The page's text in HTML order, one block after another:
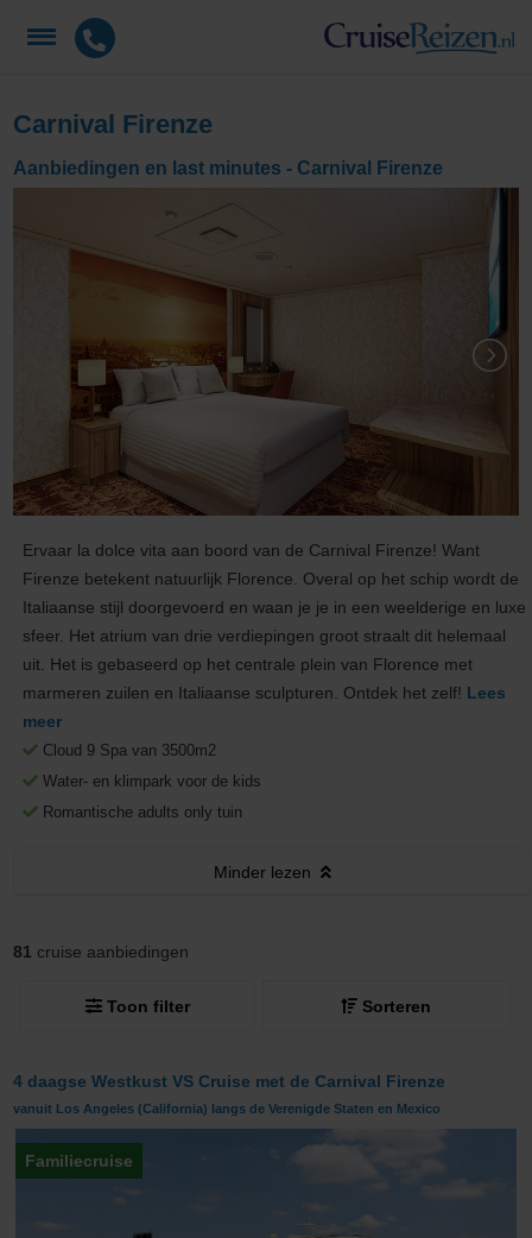
Carnival Firenze
Aanbiedingen en last minutes - Carnival Firenze
Ervaar la dolce vita aan boord van de Carnival Firenze! Want
Firenze betekent natuurlijk Florence. Overal op het schip wordt de
Italiaanse stijl doorgevoerd en waan je je in een weelderige en luxe
sfeer. Het atrium van drie verdiepingen groot straalt dit helemaal
uit. Het is gebaseerd op het centrale plein van Florence met
marmeren zuilen en Italiaanse sculpturen. Ontdek het zelf! Lees
meer
Cloud 9 Spa van 3500m2
Water- en klimpark voor de kids
Romantische adults only tuin
Minderlezen
81 cruise aanbiedingen
Toon filter Sorteren
4 daagse Westkust VS Cruise met de Carnival Firenze
vanuit Los Angeles (California) langs de Verenigde Staten en Mexico
Familiecruise